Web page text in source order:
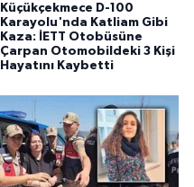
Küçükçekmece D-100
Karayolu'nda Katliam Gibi
Kaza: İETT Otobüsüne
Çarpan Otomobildeki 3 Kişi
Hayatını Kaybetti